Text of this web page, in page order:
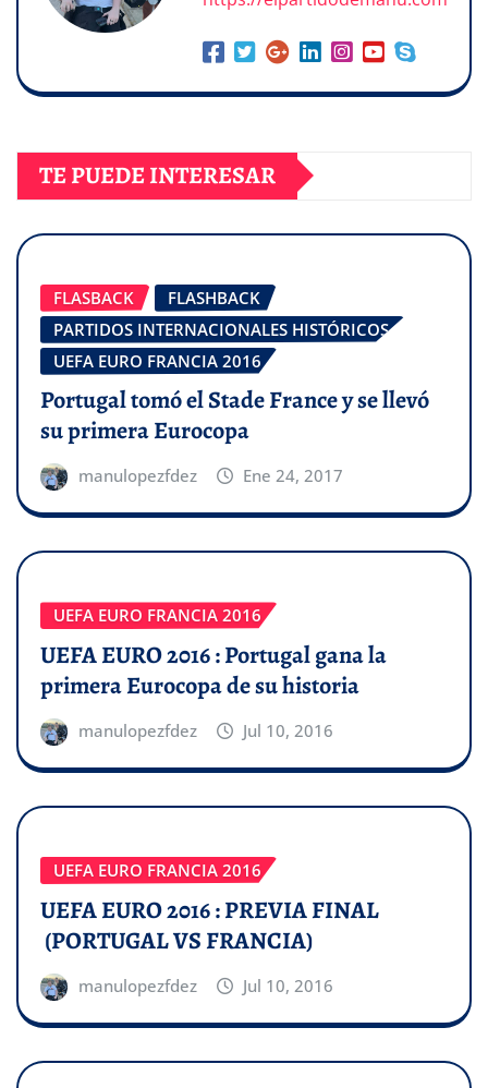
TE PUEDE INTERESAR
FLASBACK
FLASHBACK
PARTIDOS INTERNACIONALES HISTÓRICOS
UEFA EURO FRANCIA 2016
Portugal tomó el Stade France y se llevó
su primera Eurocopa
manulopezfdez Ene 24, 2017
UEFA EURO FRANCIA 2016
UEFA EURO 2016 : Portugal gana la
primera Eurocopa de su historia
manulopezfdez Jul 10, 2016
UEFA EURO FRANCIA 2016
UEFA EURO 2016 : PREVIA FINAL
(PORTUGAL VS FRANCIA)
manulopezfdez Jul 10, 2016